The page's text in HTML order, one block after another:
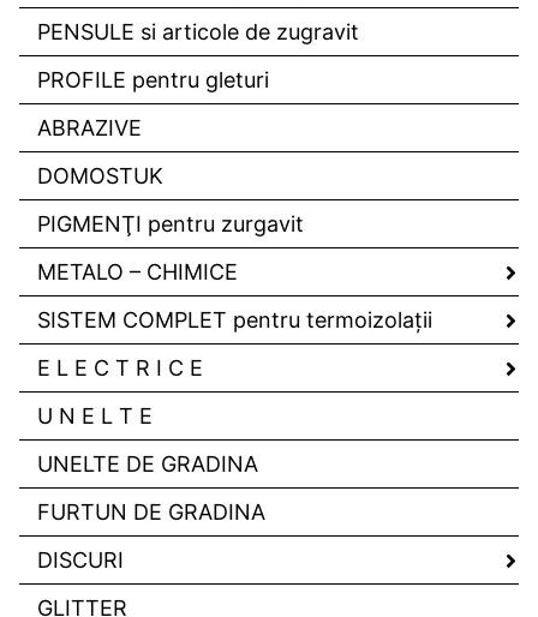
PENSULE si articole de zugravit
PROFILE pentru gleturi
ABRAZIVE
DOMOSTUK
PIGMENŢI pentru zurgavit
METALO – CHIMICE
SISTEM COMPLET pentru termoizolaţii
E L E C T R I C E
U N E L T E
UNELTE DE GRADINA
FURTUN DE GRADINA
DISCURI
GLITTER